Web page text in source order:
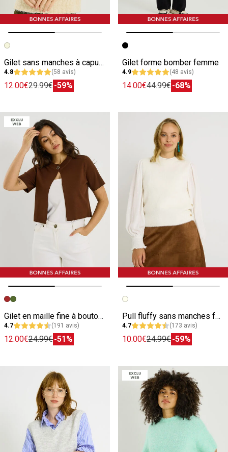
Image précédente
Image suivante
Gilet sans manches à capuche femme
4.8 (58 avis)
12.00€29.99€-59%
Image précédente
Image suivante
Gilet forme bomber femme
4.9 (48 avis)
14.00€44.99€-68%
Image précédente
Image suivante
Gilet en maille fine à bouton femme
4.7 (191 avis)
12.00€24.99€-51%
Image précédente
Image suivante
Pull fluffy sans manches femme
4.7 (173 avis)
10.00€24.99€-59%